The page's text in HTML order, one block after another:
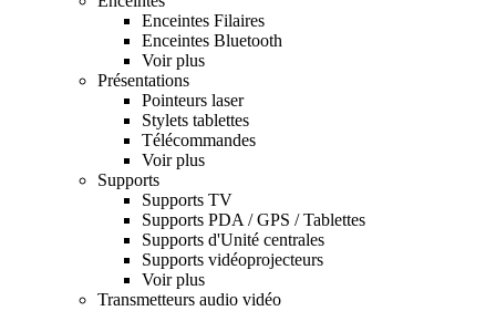
Enceintes Filaires
Enceintes Bluetooth
Voir plus
Présentations
Pointeurs laser
Stylets tablettes
Télécommandes
Voir plus
Supports
Supports TV
Supports PDA / GPS / Tablettes
Supports d'Unité centrales
Supports vidéoprojecteurs
Voir plus
Transmetteurs audio vidéo